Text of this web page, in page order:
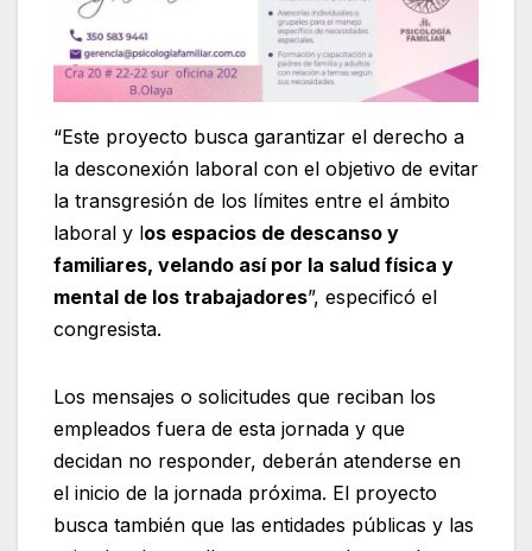
“Este proyecto busca garantizar el derecho a
la desconexión laboral con el objetivo de evitar
la transgresión de los límites entre el ámbito
laboral y los espacios de descanso y
familiares, velando así por la salud física y
mental de los trabajadores”, especificó el
congresista.
Los mensajes o solicitudes que reciban los
empleados fuera de esta jornada y que
decidan no responder, deberán atenderse en
el inicio de la jornada próxima. El proyecto
busca también que las entidades públicas y las